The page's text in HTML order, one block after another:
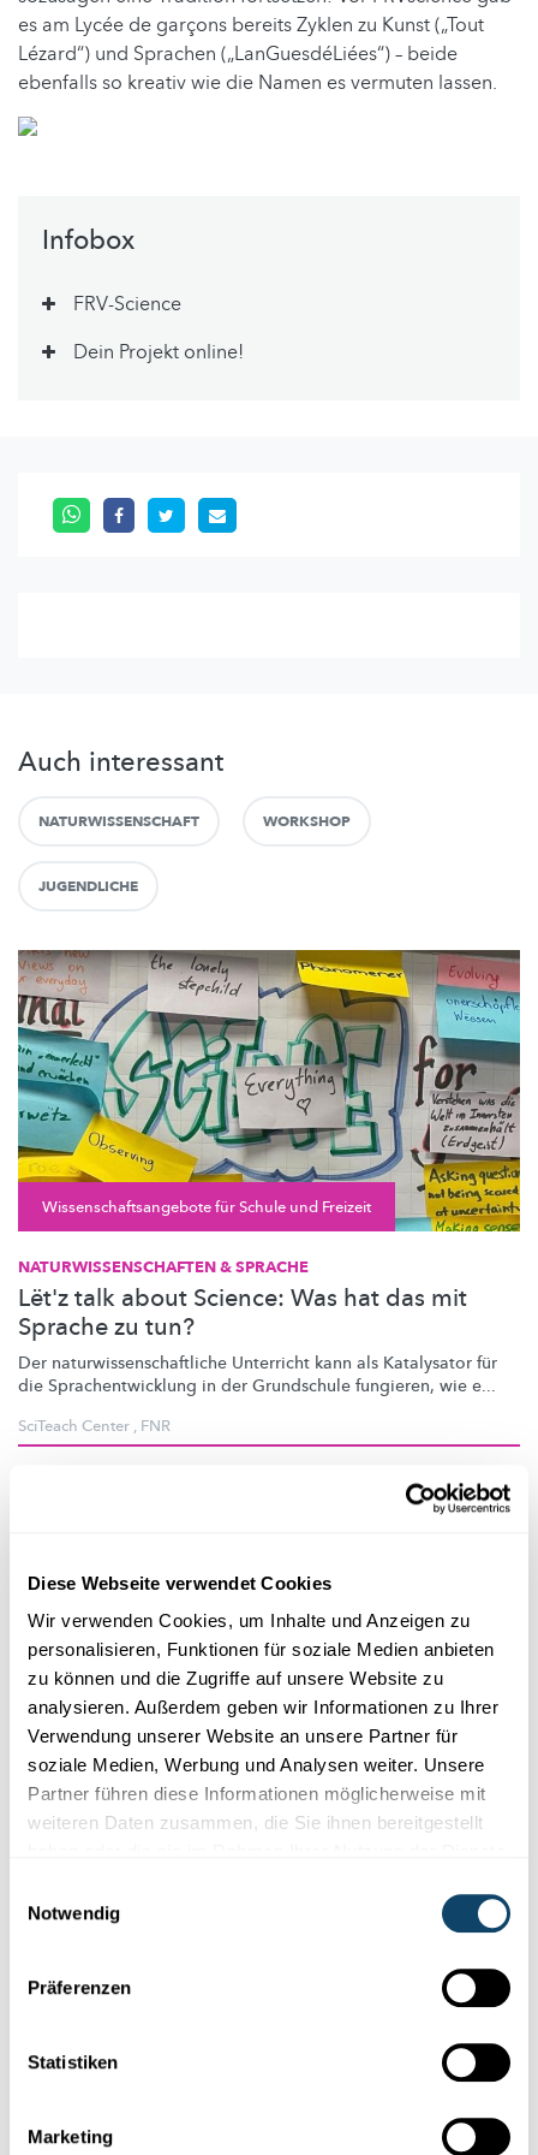
Diese Webseite verwendet Cookies
Wir verwenden Cookies, um Inhalte und Anzeigen zu
personalisieren, Funktionen für soziale Medien anbieten
zu können und die Zugriffe auf unsere Website zu
analysieren. Außerdem geben wir Informationen zu Ihrer
Verwendung unserer Website an unsere Partner für
soziale Medien, Werbung und Analysen weiter. Unsere
Partner führen diese Informationen möglicherweise mit
weiteren Daten zusammen, die Sie ihnen bereitgestellt
Notwendig
Präferenzen
Statistiken
Marketing
es am Lycée de garçons bereits Zyklen zu Kunst („Tout
Lézard“) und Sprachen („LanGuesdéLiées“) – beide
ebenfalls so kreativ wie die Namen es vermuten lassen.
Infobox
FRV-Science
Dein Projekt online!
Auch interessant
NATURWISSENSCHAFT WORKSHOP
JUGENDLICHE
Wissenschaftsangebote für Schule und Freizeit
NATURWISSENSCHAFTEN & SPRACHE
Lët'z talk about Science: Was hat das mit
Sprache zu tun?
Der naturwissenschaftliche Unterricht kann als Katalysator für
die Sprachentwicklung in der Grundschule fungieren, wie e...
SciTeach Center , FNR
Wissenschaft in der Gesellschaft
AUSSTELLUNG
From Dark to Light: Eintauchen in die Welt
Naturgeschichte
den farbenfrohen
MNHN